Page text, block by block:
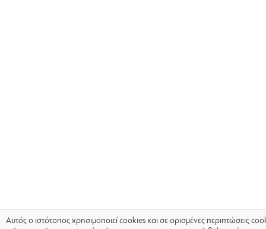
Αυτός ο ιστότοπος χρησιμοποιεί cookies και σε ορισμένες περιπτώσεις